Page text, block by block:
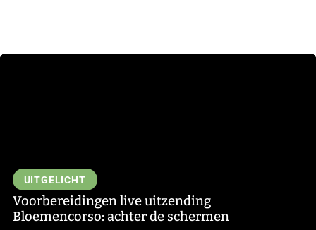
UITGELICHT
Voorbereidingen live uitzending
Bloemencorso: achter de schermen